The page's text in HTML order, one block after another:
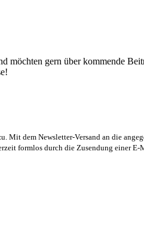
möchten gern über kommende
dem Newsletter-Versand an die
formlos durch die Zusendung einer E-